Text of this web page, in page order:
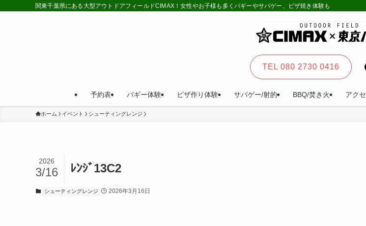
関東千葉県にある大型アウトドアフィールドCIMAX！女性やお子様も多くバギーやサバゲー、ピザ焼き体験も。カーステ
予約表 バギー体験 ピザ作り体験 サバゲー/射的 BBQ/焚き火 アク
TEL 080 2730 0416
ホーム イベント シューティングレンジ
ﾚﾝｼﾞ13C2
2026
3/16
シューティングレンジ 2026年3月16日